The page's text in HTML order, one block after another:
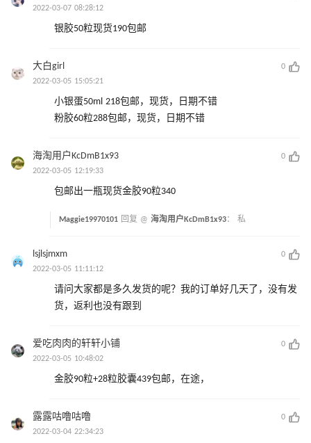
2022-03-07 08:28:12
银胶50粒现货190包邮
大白girl
0
2022-03-05 15:05:21
小银蛋50ml 218包邮，现货，日期不错
粉胶60粒288包邮，现货，日期不错
海淘用户KcDmB1x93
0
2022-03-05 12:19:33
包邮出一瓶现货金胶90粒340
Maggie19970101 回复 @ 海淘用户KcDmB1x93： 私
lsjlsjmxm
0
2022-03-05 11:11:12
请问大家都是多久发货的呢？我的订单好几天了，没有发
货，返利也没有跟到
爱吃肉肉的轩轩小铺
0
2022-03-05 10:48:02
金胶90粒+28粒胶囊439包邮，在途，
露露咕噜咕噜
0
2022-03-04 22:34:23